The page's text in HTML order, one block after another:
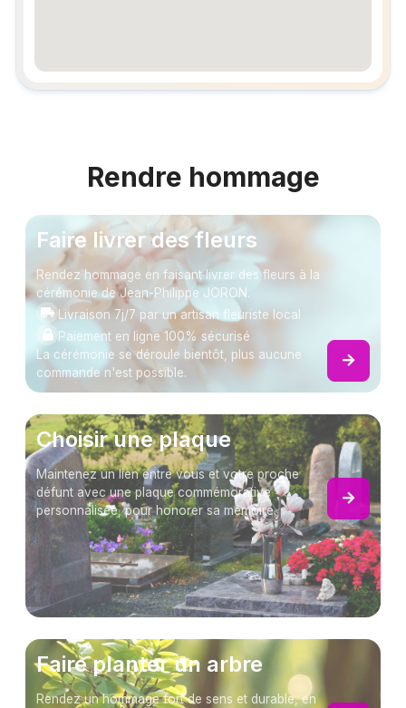
embedgooglemap.net
Rendre hommage
Faire livrer des fleurs
Rendez hommage en faisant livrer des fleurs à la
cérémonie de Jean-Philippe JORON.
Livraison 7j/7 par un artisan fleuriste local
Paiement en ligne 100% sécurisé
La cérémonie se déroule bientôt, plus aucune
commande n'est possible.
Choisir une plaque
Maintenez un lien entre vous et votre proche
défunt avec une plaque commémorative
personnalisée, pour honorer sa mémoire.
Faire planter un arbre
Rendez un hommage fort de sens et durable, en